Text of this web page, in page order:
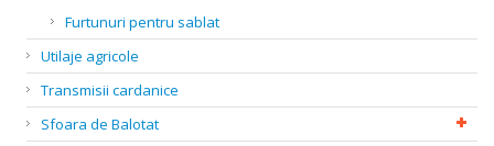
Furtunuri pentru sablat
Utilaje agricole
Transmisii cardanice
Sfoara de Balotat